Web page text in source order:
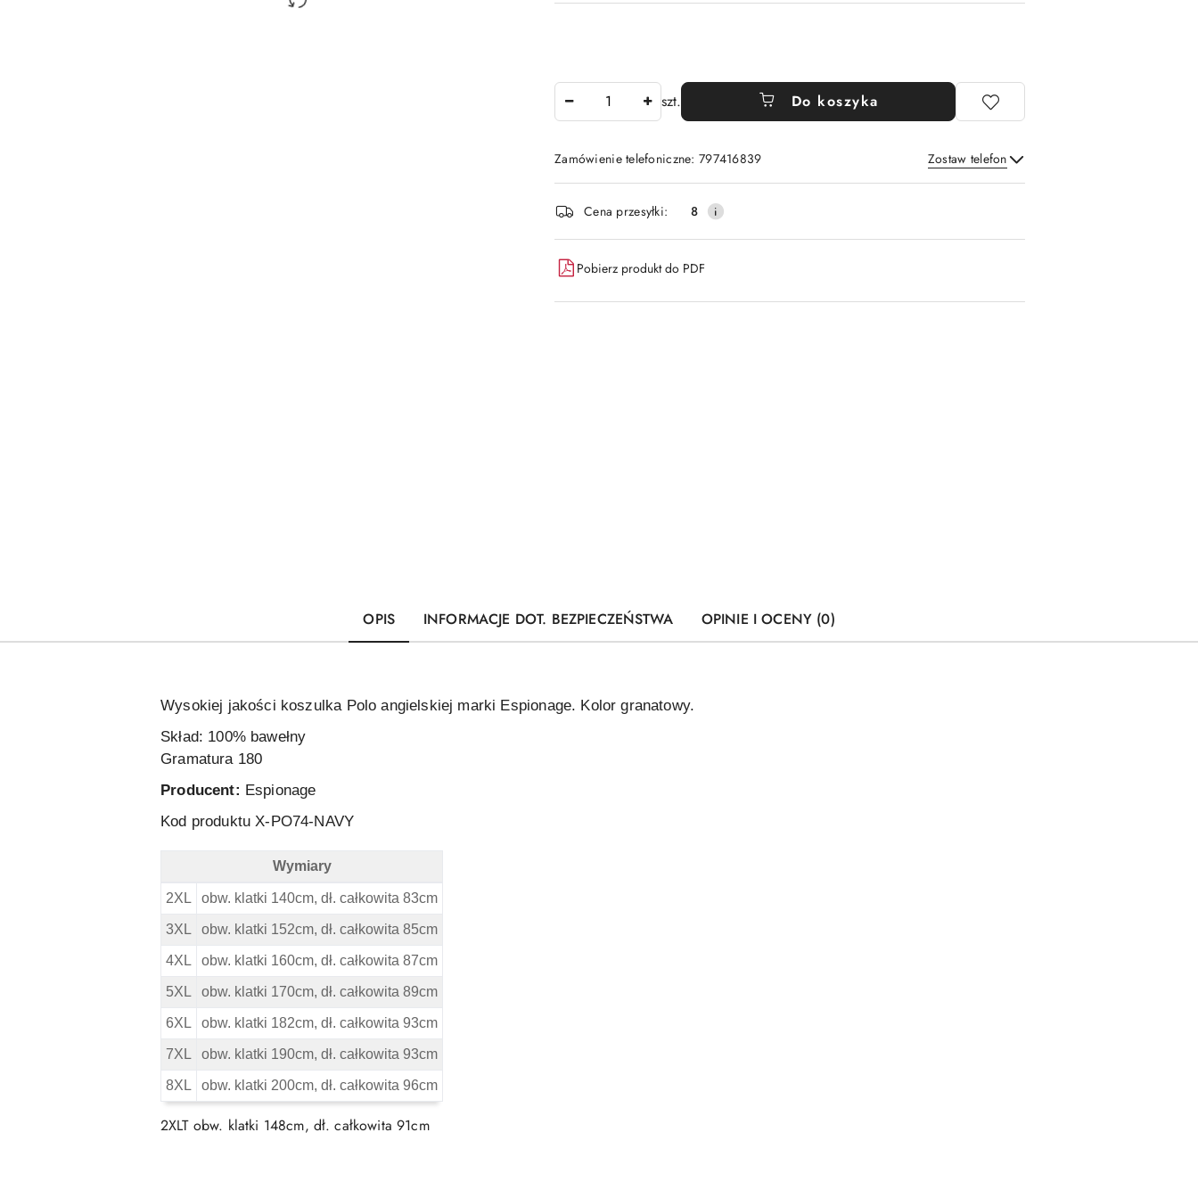
szt. Do koszyka
Zamówienie telefoniczne: 797416839 Zostaw telefon
Wyślij
Dostępność
i
dostawa
Cena przesyłki: 8
Pobierz produkt do PDF
OPIS INFORMACJE DOT. BEZPIECZEŃSTWA OPINIE I OCENY (0)
Wysokiej jakości koszulka Polo angielskiej marki Espionage. Kolor granatowy.
Skład: 100% bawełny
Gramatura 180
Producent: Espionage
Kod produktu X-PO74-NAVY
Duża Koszulka Polo Espionage - Granat - Wymiary
Wymiary
2XL obw. klatki 140cm, dł. całkowita 83cm
3XL obw. klatki 152cm, dł. całkowita 85cm
4XL obw. klatki 160cm, dł. całkowita 87cm
5XL obw. klatki 170cm, dł. całkowita 89cm
6XL obw. klatki 182cm, dł. całkowita 93cm
7XL obw. klatki 190cm, dł. całkowita 93cm
8XL obw. klatki 200cm, dł. całkowita 96cm
2XLT obw. klatki 148cm, dł. całkowita 91cm